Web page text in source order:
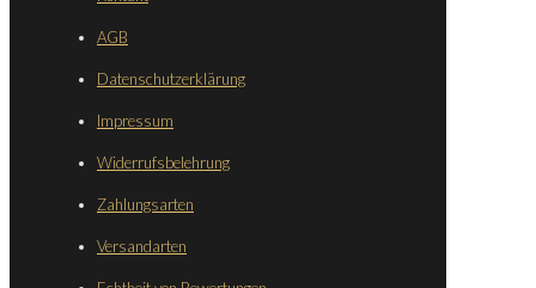
AGB
Datenschutzerklärung
Impressum
Widerrufsbelehrung
Zahlungsarten
Versandarten